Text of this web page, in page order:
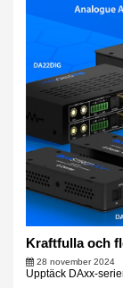
Kraftfulla och
28 november 2024
Upptäck DAxx-